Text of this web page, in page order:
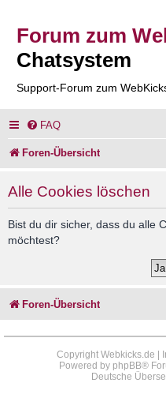
Forum zum
Chatsystem
Support-Forum zum
FAQ
Foren-Übersicht
Alle Cookies löschen
Bist du dir sicher, dass du alle
möchtest?
Foren-Übersicht
Copyright Webkicks.de |
Powered by phpBB®
Deutsche